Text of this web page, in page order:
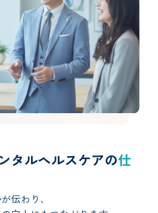
タルヘルスケアの仕
伝わり、